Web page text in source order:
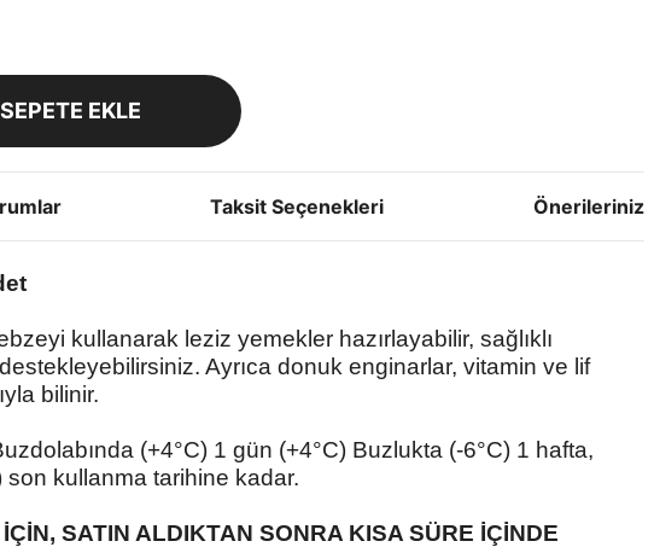
SEPETE EKLE
Taksit Seçenekleri Önerileriniz
kullanarak leziz yemekler hazırlayabilir, sağlıklı
destekleyebilirsiniz. Ayrıca donuk enginarlar, vitamin ve lif
bilinir.
(+4°C) 1 gün (+4°C) Buzlukta (-6°C) 1 hafta,
kullanma tarihine kadar.
SATIN ALDIKTAN SONRA KISA SÜRE İÇİNDE